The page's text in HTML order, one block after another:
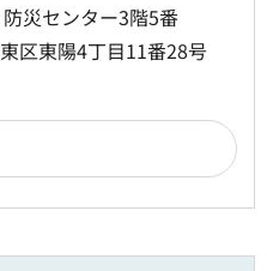
災センター3階5番
区東陽4丁目11番28号